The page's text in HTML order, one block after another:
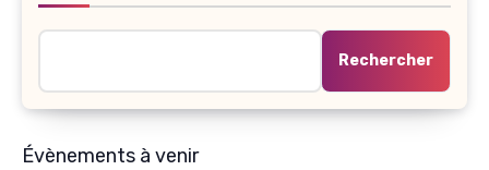
Rechercher
Évènements à venir